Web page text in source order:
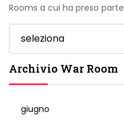
Rooms a cui ha preso parte
Archivio War Room
giugno